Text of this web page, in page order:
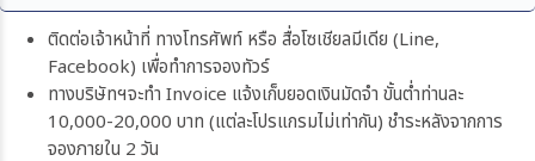
ติดต่อเจ้าหน้าที่ ทางโทรศัพท์ หรือ สื่อโซเชียลมีเดีย (Line,
Facebook) เพื่อทำการจองทัวร์
ทางบริษัทฯจะทำ Invoice แจ้งเก็บยอดเงินมัดจำ ขั้นต่ำท่านละ
10,000-20,000 บาท (แต่ละโปรแกรมไม่เท่ากัน) ชำระหลังจากการ
จองภายใน 2 วัน